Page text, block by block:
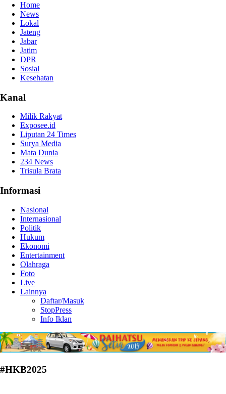
Home
News
Lokal
Jateng
Jabar
Jatim
DPR
Sosial
Kesehatan
Kanal
Milik Rakyat
Exposee.id
Liputan 24 Times
Surya Media
Mata Dunia
234 News
Trisula Brata
Informasi
Nasional
Internasional
Politik
Hukum
Ekonomi
Entertainment
Olahraga
Foto
Live
Lainnya
Daftar/Masuk
StopPress
Info Iklan
#HKB2025